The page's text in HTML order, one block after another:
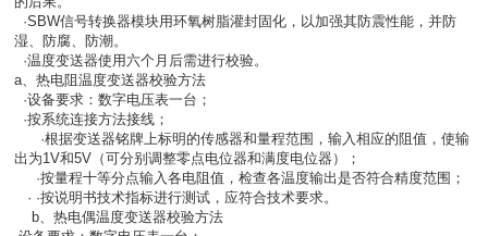
·SBW信号转换器模块用环氧树脂灌封固化，以加强其防震性能，并防
湿、防腐、防潮。
·温度变送器使用六个月后需进行校验。
a、热电阻温度变送器校验方法
·设备要求：数字电压表一台；
·按系统连接方法接线；
·根据变送器铭牌上标明的传感器和量程范围，输入相应的阻值，使输
出为1V和5V（可分别调整零点电位器和满度电位器）；
·按量程十等分点输入各电阻值，检查各温度输出是否符合精度范围；
· ·按说明书技术指标进行测试，应符合技术要求。
b、热电偶温度变送器校验方法